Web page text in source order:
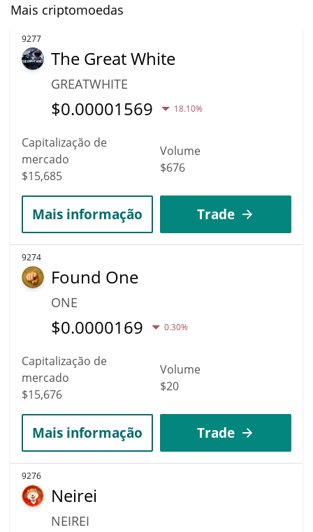
Mais criptomoedas
9277
The Great White
GREATWHITE
$0.00001569 18.10%
Capitalização de
mercado
$15,685
Volume
$676
Mais informação Trade
9274
Found One
ONE
$0.0000169 0.30%
Capitalização de
mercado
$15,676
Volume
$20
Mais informação Trade
9276
Neirei
NEIREI